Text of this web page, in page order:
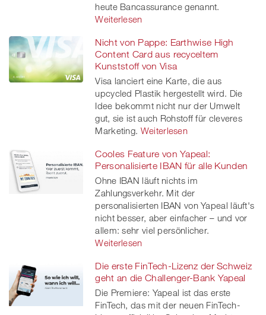
heute Bancassurance genannt.
Weiterlesen
Nicht von Pappe: Earthwise High
Content Card aus recyceltem
Kunststoff von Visa
Visa lanciert eine Karte, die aus
upcycled Plastik hergestellt wird. Die
Idee bekommt nicht nur der Umwelt
gut, sie ist auch Rohstoff für cleveres
Marketing. Weiterlesen
Cooles Feature von Yapeal:
Personalisierte IBAN für alle Kunden
Ohne IBAN läuft nichts im
Zahlungsverkehr. Mit der
personalisierten IBAN von Yapeal läuft's
nicht besser, aber einfacher – und vor
allem: sehr viel persönlicher.
Weiterlesen
Die erste FinTech-Lizenz der Schweiz
geht an die Challenger-Bank Yapeal
Die Premiere: Yapeal ist das erste
FinTech, das mit der neuen FinTech-